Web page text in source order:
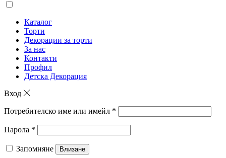
Каталог
Торти
Декорации за торти
За нас
Контакти
Профил
Детска Декорация
Вход
Потребителско име или имейл *
Парола *
Запомняне Влизане